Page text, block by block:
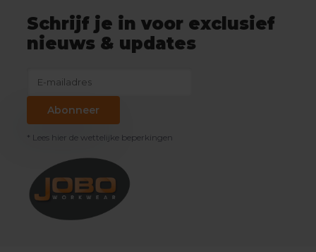
Schrijf je in voor exclusief
nieuws & updates
Abonneer
* Lees hier de wettelijke beperkingen